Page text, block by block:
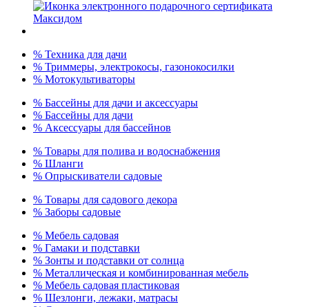
% Техника для дачи
% Триммеры, электрокосы, газонокосилки
% Мотокультиваторы
% Бассейны для дачи и аксессуары
% Бассейны для дачи
% Аксессуары для бассейнов
% Товары для полива и водоснабжения
% Шланги
% Опрыскиватели садовые
% Товары для садового декора
% Заборы садовые
% Мебель садовая
% Гамаки и подставки
% Зонты и подставки от солнца
% Металлическая и комбинированная мебель
% Мебель садовая пластиковая
% Шезлонги, лежаки, матрасы